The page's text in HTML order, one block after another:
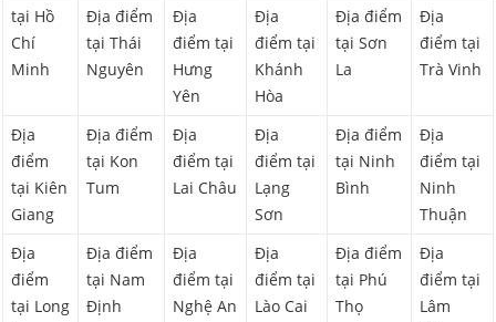
tại Hồ
Chí
Minh
Địa điểm
tại Thái
Nguyên
Địa
điểm tại
Hưng
Yên
Địa
điểm tại
Khánh
Hòa
Địa điểm
tại Sơn
La
Địa
điểm tại
Trà Vinh
Địa
điểm
tại Kiên
Giang
Địa điểm
tại Kon
Tum
Địa
điểm tại
Lai Châu
Địa
điểm tại
Lạng
Sơn
Địa điểm
tại Ninh
Bình
Địa
điểm tại
Ninh
Thuận
Địa
điểm
tại Long
Địa điểm
tại Nam
Định
Địa
điểm tại
Nghệ An
Địa
điểm tại
Lào Cai
Địa điểm
tại Phú
Thọ
Địa
điểm tại
Lâm